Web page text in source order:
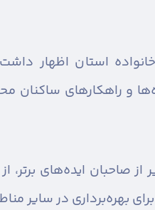
استان اظهار
و راهکارهای ساکنان
صاحبان ایده‌های برتر،
بهره‌برداری در سایر